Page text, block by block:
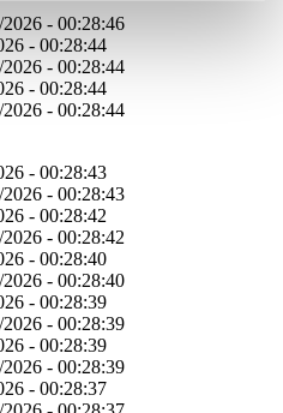
- 00:28:46
- 00:28:44
- 00:28:44
- 00:28:44
- 00:28:44
- 00:28:43
- 00:28:43
- 00:28:42
- 00:28:42
- 00:28:40
- 00:28:40
- 00:28:39
- 00:28:39
- 00:28:39
- 00:28:39
- 00:28:37